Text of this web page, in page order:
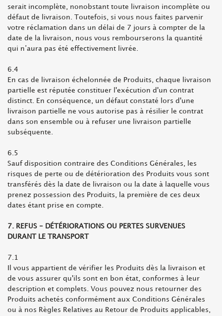
serait incomplète, nonobstant toute livraison incomplète ou
défaut de livraison. Toutefois, si vous nous faites parvenir
votre réclamation dans un délai de 7 jours à compter de la
date de la livraison, nous vous rembourserons la quantité
qui n’aura pas été effectivement livrée.
6.4
En cas de livraison échelonnée de Produits, chaque livraison
partielle est réputée constituer l'exécution d'un contrat
distinct. En conséquence, un défaut constaté lors d'une
livraison partielle ne vous autorise pas à résilier le contrat
dans son ensemble ou à refuser une livraison partielle
subséquente.
6.5
Sauf disposition contraire des Conditions Générales, les
risques de perte ou de détérioration des Produits vous sont
transférés dès la date de livraison ou la date à laquelle vous
prenez possession des Produits, la première de ces deux
dates étant prise en compte.
7. REFUS - DÉTÉRIORATIONS OU PERTES SURVENUES
DURANT LE TRANSPORT
7.1
Il vous appartient de vérifier les Produits dès la livraison et
de vous assurer qu'ils sont en bon état, conformes à leur
description et complets. Vous pouvez nous retourner des
Produits achetés conformément aux Conditions Générales
ou à nos Règles Relatives au Retour de Produits applicables,